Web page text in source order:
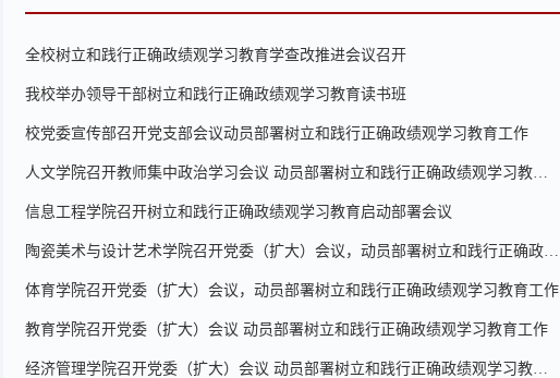
全校树立和践行正确政绩观学习教育学查改推进会议召开
我校举办领导干部树立和践行正确政绩观学习教育读书班
校党委宣传部召开党支部会议动员部署树立和践行正确政绩观学习教育工作
人文学院召开教师集中政治学习会议 动员部署树立和践行正确政绩观学习教…
信息工程学院召开树立和践行正确政绩观学习教育启动部署会议
陶瓷美术与设计艺术学院召开党委（扩大）会议，动员部署树立和践行正确政…
体育学院召开党委（扩大）会议，动员部署树立和践行正确政绩观学习教育工作
教育学院召开党委（扩大）会议 动员部署树立和践行正确政绩观学习教育工作
经济管理学院召开党委（扩大）会议 动员部署树立和践行正确政绩观学习教…